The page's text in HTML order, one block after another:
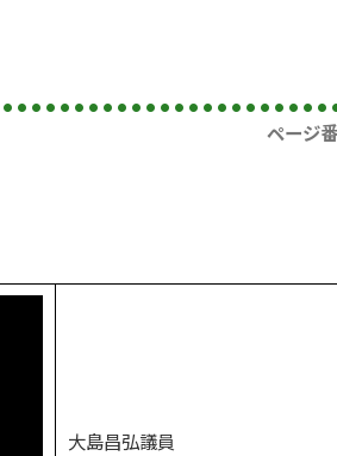
ページ
大島昌弘議員